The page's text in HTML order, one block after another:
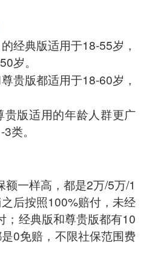
经典版适用于18-55岁，
岁。
贵版都适用于18-60岁，
版适用的年龄人群更广
类。
一样高，都是2万/5万/1
后按照100%赔付，未经
；经典版和尊贵版都有10
0免赔，不限社保范围费